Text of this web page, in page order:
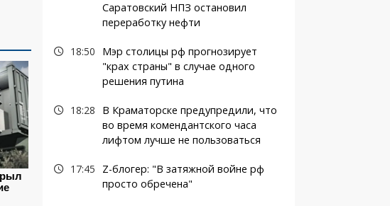
Саратовский НПЗ остановил
переработку нефти
18:50
Мэр столицы рф прогнозирует
"крах страны" в случае одного
решения путина
18:28
В Краматорске предупредили, что
во время комендантского часа
лифтом лучше не пользоваться
17:45
Z-блогер: "В затяжной войне рф
просто обречена"